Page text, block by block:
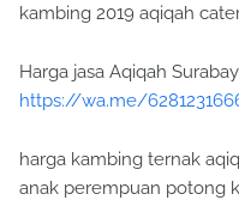
kambing 2019 aqiqah
Harga jasa Aqiqah
https://wa.me/
harga kambing ternak
anak perempuan potong